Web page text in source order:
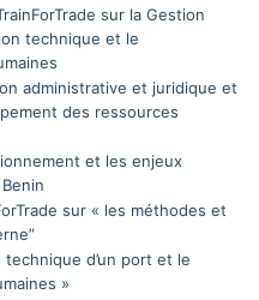
sur la Gestion
technique et le
administrative et juridique et
des ressources
et les enjeux
sur « les méthodes et
d’un port et le
»